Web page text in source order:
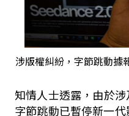
涉版權糾紛，字節跳動據
知情人士透露，由於
字節跳動已暫停新一